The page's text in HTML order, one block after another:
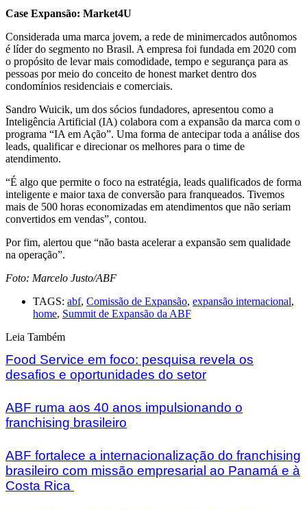
Case Expansão: Market4U
Considerada uma marca jovem, a rede de minimercados autônomos
é líder do segmento no Brasil. A empresa foi fundada em 2020 com
o propósito de levar mais comodidade, tempo e segurança para as
pessoas por meio do conceito de honest market dentro dos
condomínios residenciais e comerciais.
Sandro Wuicik, um dos sócios fundadores, apresentou como a
Inteligência Artificial (IA) colabora com a expansão da marca com o
programa “IA em Ação”. Uma forma de antecipar toda a análise dos
leads, qualificar e direcionar os melhores para o time de
atendimento.
“É algo que permite o foco na estratégia, leads qualificados de forma
inteligente e maior taxa de conversão para franqueados. Tivemos
mais de 500 horas economizadas em atendimentos que não seriam
convertidos em vendas”, contou.
Por fim, alertou que “não basta acelerar a expansão sem qualidade
na operação”.
Foto: Marcelo Justo/ABF
TAGS: abf, Comissão de Expansão, expansão internacional,
home, Summit de Expansão da ABF
Leia Também
Food Service em foco: pesquisa revela os
desafios e oportunidades do setor
ABF ruma aos 40 anos impulsionando o
franchising brasileiro
ABF fortalece a internacionalização do franchising
brasileiro com missão empresarial ao Panamá e à
Costa Rica